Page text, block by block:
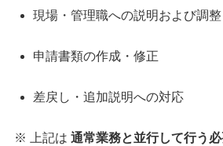
現場・管理職への説明および調整
申請書類の作成・修正
差戻し・追加説明への対応
※ 上記は 通常業務と並行して行う